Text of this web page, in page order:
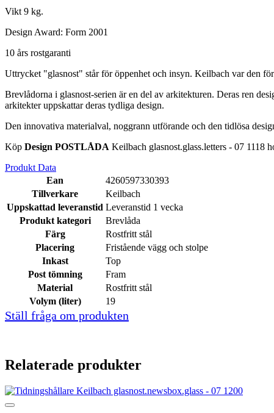
Vikt 9 kg.
Design Award: Form 2001
10 års rostgaranti
Uttrycket "glasnost" står för öppenhet och insyn. Keilbach var den
Brevlådorna i glasnost-serien är en del av arkitekturen. Deras ren
arkitekter uppskattar deras tydliga design.
Den innovativa materialval, noggrann utförande och den tidlösa
Köp Design POSTLÅDA Keilbach glasnost.glass.letters - 07 1118
Produkt Data
Ean
4260597330393
Tillverkare
Keilbach
Uppskattad leveranstid Leveranstid 1 vecka
Produkt kategori
Brevlåda
Färg
Rostfritt stål
Placering
Fristående vägg och stolpe
Inkast
Top
Post tömning
Fram
Material
Rostfritt stål
Volym (liter)
19
Ställ fråga om produkten
Relaterade produkter